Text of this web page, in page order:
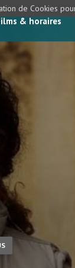
& horaires
de Cookies